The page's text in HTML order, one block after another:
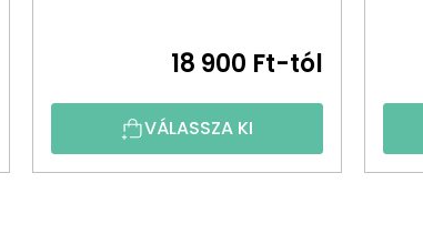
18 900 Ft-tól
VÁLASSZA KI